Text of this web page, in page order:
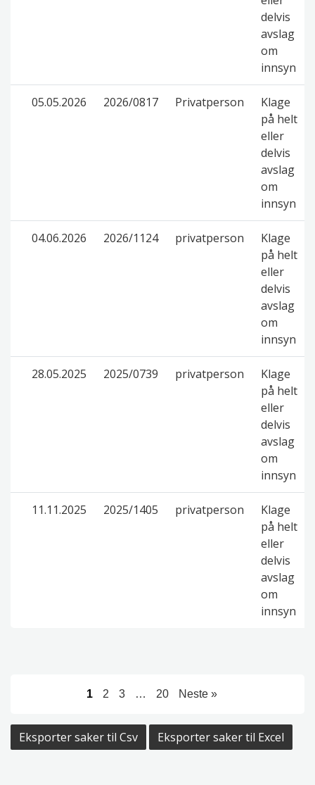
delvis
avslag
om
innsyn
05.05.2026 2026/0817 Privatperson
Klage
på helt
eller
delvis
avslag
om
innsyn
04.06.2026 2026/1124 privatperson
Klage
på helt
eller
delvis
avslag
om
innsyn
28.05.2025 2025/0739 privatperson
Klage
på helt
eller
delvis
avslag
om
innsyn
11.11.2025 2025/1405 privatperson
Klage
på helt
eller
delvis
avslag
om
innsyn
1 2 3 … 20 Neste »
Eksporter saker til Csv Eksporter saker til Excel